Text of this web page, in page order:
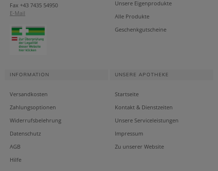
Fax +43 7435 54950
E-Mail
Unsere Eigenprodukte
Alle Produkte
Geschenkgutscheine
INFORMATION
Versandkosten
Zahlungsoptionen
Widerrufsbelehrung
Datenschutz
AGB
Hilfe
UNSERE APOTHEKE
Startseite
Kontakt & Dienstzeiten
Unsere Serviceleistungen
Impressum
Zu unserer Website